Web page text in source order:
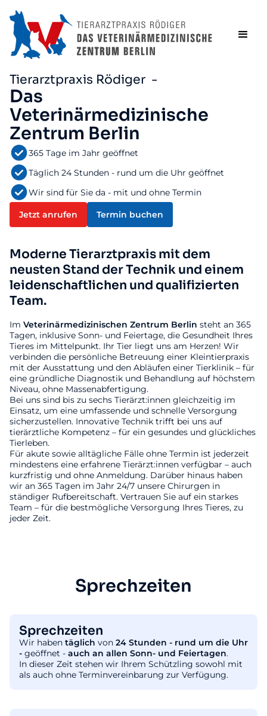
Tierarztpraxis Rödiger -
Das
Veterinärmedizinische
Zentrum Berlin
365 Tage im Jahr geöffnet
Täglich 24 Stunden - rund um die Uhr geöffnet
Wir sind für Sie da - mit und ohne Termin
Jetzt anrufen Termin buchen
Moderne Tierarztpraxis mit dem
neusten Stand der Technik und einem
leidenschaftlichen und qualifizierten
Team.
Im Veterinärmedizinischen Zentrum Berlin steht an 365
Tagen, inklusive Sonn- und Feiertage, die Gesundheit Ihres
Tieres im Mittelpunkt. Ihr Tier liegt uns am Herzen! Wir
verbinden die persönliche Betreuung einer Kleintierpraxis
mit der Ausstattung und den Abläufen einer Tierklinik – für
eine gründliche Diagnostik und Behandlung auf höchstem
Niveau, ohne Massenabfertigung.
Bei uns sind bis zu sechs Tierärzt:innen gleichzeitig im
Einsatz, um eine umfassende und schnelle Versorgung
sicherzustellen. Innovative Technik trifft bei uns auf
tierärztliche Kompetenz – für ein gesundes und glückliches
Tierleben.
Für akute sowie alltägliche Fälle ohne Termin ist jederzeit
mindestens eine erfahrene Tierärzt:innen verfügbar – auch
kurzfristig und ohne Anmeldung. Darüber hinaus haben
wir an 365 Tagen im Jahr 24/7 unsere Chirurgen in
ständiger Rufbereitschaft. Vertrauen Sie auf ein starkes
Team – für die bestmögliche Versorgung Ihres Tieres, zu
jeder Zeit.
Sprechzeiten
Sprechzeiten
Wir haben täglich von 24 Stunden - rund um die Uhr
- geöffnet - auch an allen Sonn- und Feiertagen.
In dieser Zeit stehen wir Ihrem Schützling sowohl mit
als auch ohne Terminvereinbarung zur Verfügung.